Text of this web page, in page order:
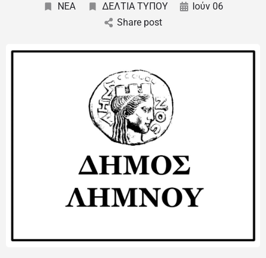
NEA ΔΕΛΤΙΑ ΤΥΠΟΥ
Ιούν 06
Share post